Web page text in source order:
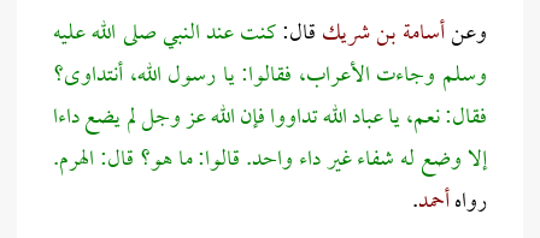
وعنأسامةبن شريكقال:كنت عند النبي صلى الله عليه
وسلم وجاءت الأعراب، فقالوا: يا رسول الله، أنتداوى؟
فقال: نعم، يا عباد الله تداووا فإن الله عز وجل لم يضع داءا
إلا وضع له شفاء غير داء واحد. قالوا: ما هو؟ قال: الهرم.
رواهأحمد.